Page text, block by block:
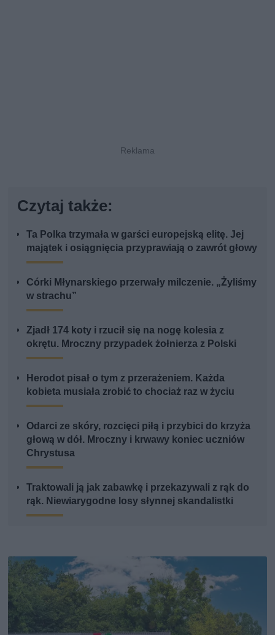
Czytaj także:
Ta Polka trzymała w garści europejską elitę. Jej
majątek i osiągnięcia przyprawiają o zawrót głowy
Córki Młynarskiego przerwały milczenie. „Żyliśmy
w strachu”
Zjadł 174 koty i rzucił się na nogę kolesia z
okrętu. Mroczny przypadek żołnierza z Polski
Herodot pisał o tym z przerażeniem. Każda
kobieta musiała zrobić to chociaż raz w życiu
Odarci ze skóry, rozcięci piłą i przybici do krzyża
głową w dół. Mroczny i krwawy koniec uczniów
Chrystusa
Traktowali ją jak zabawkę i przekazywali z rąk do
rąk. Niewiarygodne losy słynnej skandalistki